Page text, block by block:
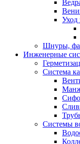
Уход
Шнуры,
Инженерные
Система
Системы